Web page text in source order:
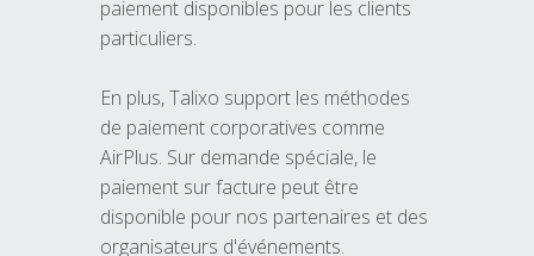
paiement disponibles pour les clients
particuliers.
En plus, Talixo support les méthodes
de paiement corporatives comme
AirPlus. Sur demande spéciale, le
paiement sur facture peut être
disponible pour nos partenaires et des
organisateurs d'événements.